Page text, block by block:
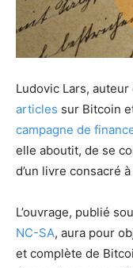
Ludovic Lars,
articles sur Bitcoin
campagne de
elle aboutit, de se
d’un livre consacré
L’ouvrage, publié
NC-SA, aura pour
et complète de